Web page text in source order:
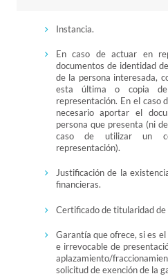
Instancia.
En caso de actuar en
documentos de identidad
de la persona interesada,
esta última o copia
representación. En el caso
necesario aportar el
persona que presenta (ni
caso de utilizar un
representación).
Justificación de la
financieras.
Certificado de titularidad de
Garantía que ofrece, si es
e irrevocable de
aplazamiento/
solicitud de exención de la